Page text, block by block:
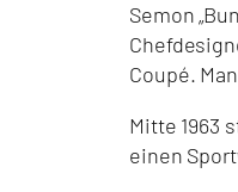
Semon
Coupé.
Mitte 1963
einen